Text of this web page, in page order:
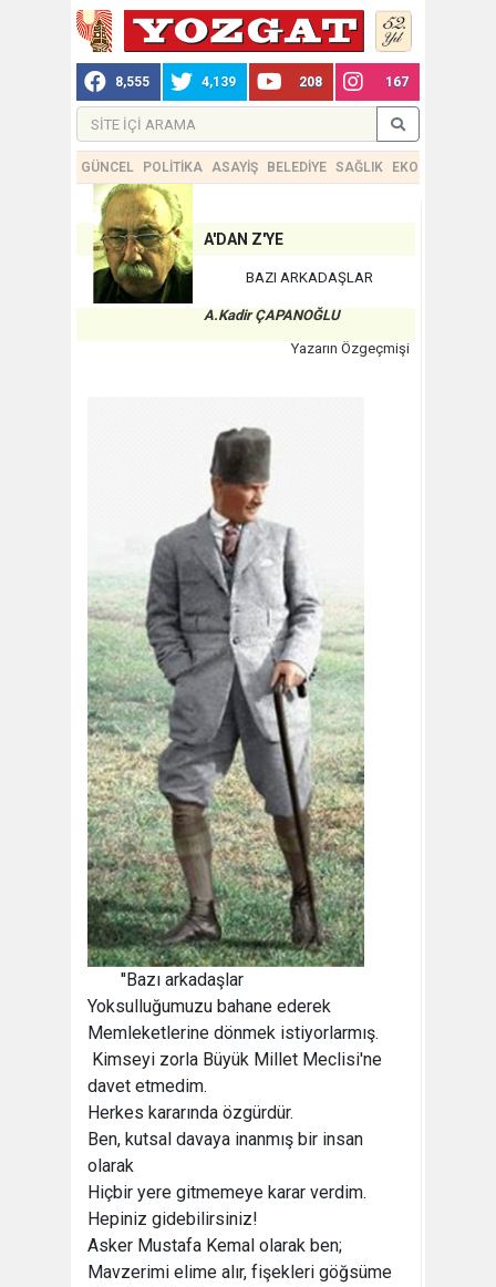
8,555 4,139 208 167
GÜNCEL POLİTİKA ASAYİŞ BELEDİYE SAĞLIK EKONOMİ
A'DAN Z'YE
BAZI ARKADAŞLAR
A.Kadir ÇAPANOĞLU
Yazarın Özgeçmişi
''Bazı arkadaşlar
Yoksulluğumuzu bahane ederek
Memleketlerine dönmek istiyorlarmış.
Kimseyi zorla Büyük Millet Meclisi'ne
davet etmedim.
Herkes kararında özgürdür.
Ben, kutsal davaya inanmış bir insan
olarak
Hiçbir yere gitmemeye karar verdim.
Hepiniz gidebilirsiniz!
Asker Mustafa Kemal olarak ben;
Mavzerimi elime alır, fişekleri göğsüme